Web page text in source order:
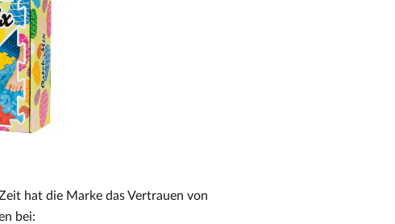
hat die Marke das Vertrauen von
bei: